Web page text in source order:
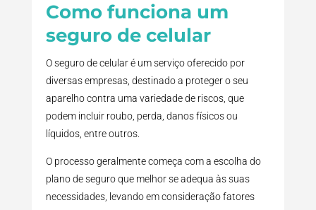
Como funciona um
seguro de celular
O seguro de celular é um serviço oferecido por
diversas empresas, destinado a proteger o seu
aparelho contra uma variedade de riscos, que
podem incluir roubo, perda, danos físicos ou
líquidos, entre outros.
O processo geralmente começa com a escolha do
plano de seguro que melhor se adequa às suas
necessidades, levando em consideração fatores